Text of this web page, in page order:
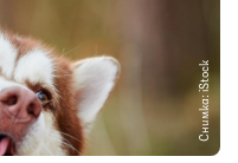
Снимка: iStock